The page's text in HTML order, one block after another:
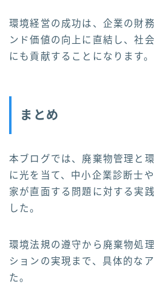
環境経営の成功は、企業の財
ンド価値の向上に直結し、社
にも貢献することになります。
まとめ
本ブログでは、廃棄物管理と
に光を当て、中小企業診断士
家が直面する問題に対する実
した。
環境法規の遵守から廃棄物処
ションの実現まで、具体的な
た。